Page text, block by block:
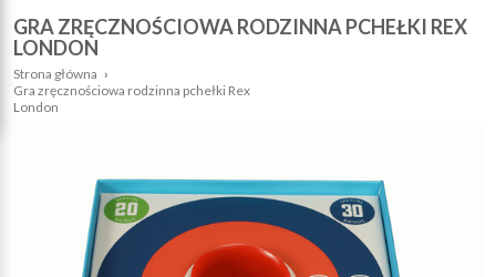
GRA ZRĘCZNOŚCIOWA RODZINNA PCHEŁKI REX
LONDON
Strona główna ›
Gra zręcznościowa rodzinna pchełki Rex
London